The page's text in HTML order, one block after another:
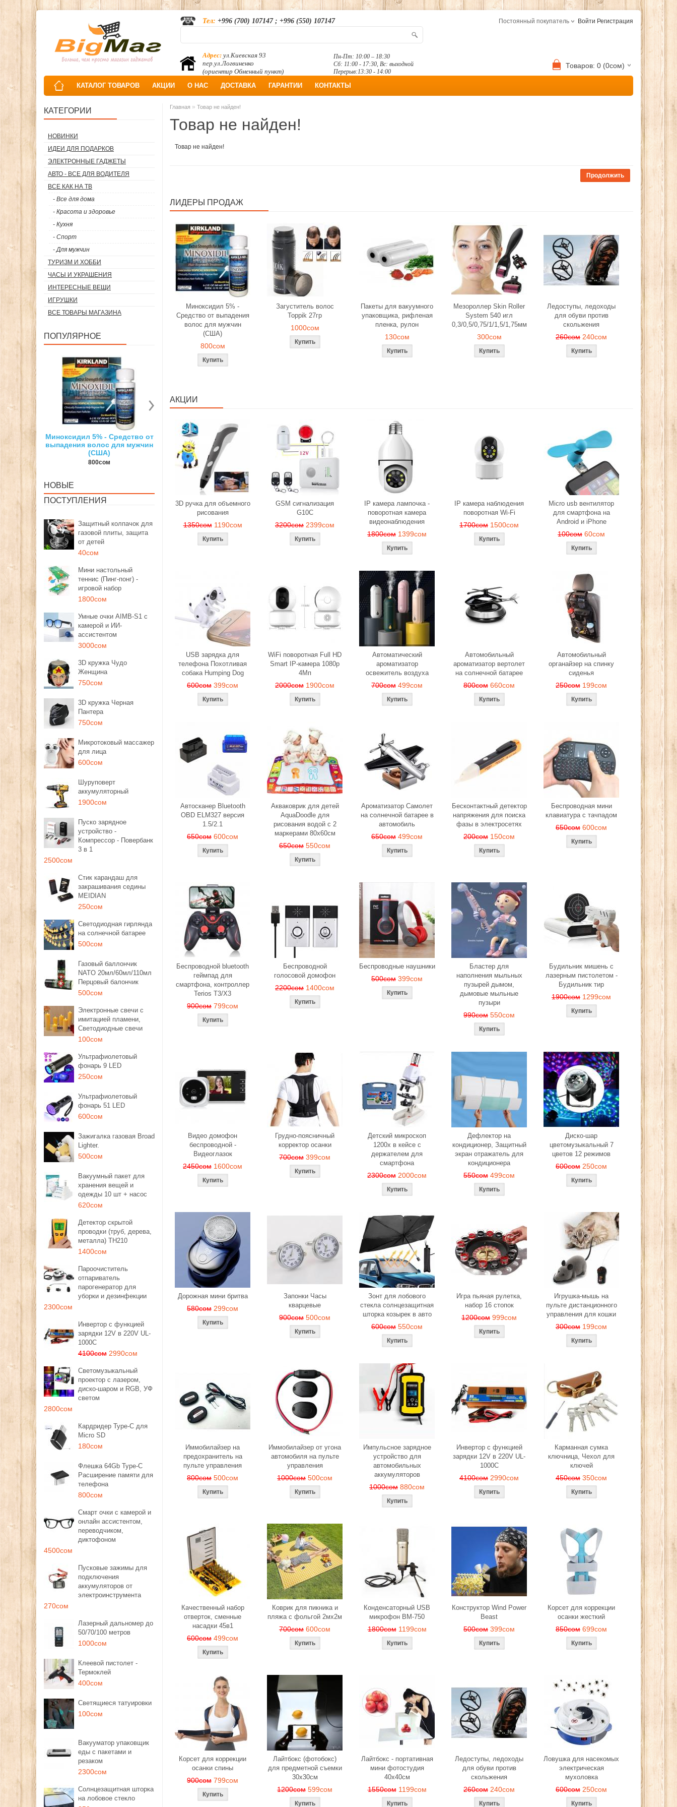
Постоянный покупатель Войти Регистрация
Адрес: ул.Киевская 93
пер.ул.Логвиненко
(ориентир Обменный пункт)
Тел: +996 (700) 107147 ; +996 (550) 107147
Пн-Пт: 10:00 – 18:30
Сб: 11:00 - 17:30, Вс: выходной
Перерыв:13:30 - 14:00
Товаров: 0 (0сом)
КАТАЛОГ ТОВАРОВ АКЦИИ О НАС ДОСТАВКА ГАРАНТИИ КОНТАКТЫ
КАТЕГОРИИ
НОВИНКИ
ИДЕИ ДЛЯ ПОДАРКОВ
ЭЛЕКТРОННЫЕ ГАДЖЕТЫ
АВТО - ВСЕ ДЛЯ ВОДИТЕЛЯ
ВСЕ КАК НА ТВ
- Все для дома
- Красота и здоровье
- Кухня
- Спорт
- Для мужчин
ТУРИЗМ И ХОББИ
ЧАСЫ И УКРАШЕНИЯ
ИНТЕРЕСНЫЕ ВЕЩИ
ИГРУШКИ
ВСЕ ТОВАРЫ МАГАЗИНА
ПОПУЛЯРНОЕ
- Средство от
для мужчин
Суперсильный неодимовый
магнит
150сом
3D ручка для объемного
рисования
1350сом
Загуститель волос Toppik
27гр
Наборы свечей, лепестков
роз для романтического
Эспандер фитнес резинка
тренажер (средняя нагрузка)
280сом
Ледоступы,
обуви против
260сом
НОВЫЕ
ПОСТУПЛЕНИЯ
Защитный колпачок для
газовой плиты, защита
от детей
40сом
Мини настольный
теннис (Пинг-понг) -
игровой набор
1800сом
Умные очки AIMB-S1 с
камерой и ИИ-
ассистентом
3000сом
3D кружка Чудо
Женщина
750сом
3D кружка Черная
Пантера
750сом
Микротоковый массажер
для лица
600сом
Шуруповерт
аккумуляторный
1900сом
Пуско зарядное
устройство -
Компрессор - Повербанк
3 в 1
2500сом
Стик карандаш для
закрашивания седины
MEIDIAN
250сом
Светодиодная гирлянда
на солнечной батарее
500сом
Газовый баллончик
NATO 20мл/60мл/110мл
Перцовый балончик
500сом
Электронные свечи с
имитацией пламени,
Светодиодные свечи
100сом
Ультрафиолетовый
фонарь 9 LED
250сом
Ультрафиолетовый
фонарь 51 LED
600сом
Зажигалка газовая Broad
Lighter.
500сом
Вакуумный пакет для
хранения вещей и
одежды 10 шт + насос
620сом
Детектор скрытой
проводки (труб, дерева,
металла) TH210
1400сом
Пароочиститель
отпариватель
парогенератор для
уборки и дезинфекции
2300сом
Инвертор с функцией
зарядки 12V в 220V UL-
1000C
4100сом 2990сом
Светомузыкальный
проектор с лазером,
диско-шаром и RGB, УФ
светом
2800сом
Кардридер Type-C для
Micro SD
180сом
Флешка 64Gb Type-C
Расширение памяти для
телефона
800сом
Смарт очки с камерой и
онлайн ассистентом,
переводчиком,
диктофоном
4500сом
Пусковые зажимы для
подключения
аккумуляторов от
электроинструмента
270сом
Лазерный дальномер до
50/70/100 метров
1000сом
Клеевой пистолет -
Термоклей
400сом
Светящиеся татуировки
100сом
Вакууматор упаковщик
еды с пакетами и
резаком
2300сом
Солнцезащитная шторка
на лобовое стекло
Главная » Товар не найден!
Товар не найден!
Товар не найден!
Продолжить
ЛИДЕРЫ ПРОДАЖ
Миноксидил 5% -
Средство от выпадения
волос для мужчин
(США)
800сом
Загуститель волос
Toppik 27гр
1000сом
Пакеты для вакуумного
упаковщика, рифленая
пленка, рулон
130сом
Мезороллер Skin Roller
System 540 игл
0,3/0,5/0,75/1/1,5/1,75мм
300сом
Ледоступы, ледоходы
для обуви против
скольжения
260сом 240сом
АКЦИИ
3D ручка для объемного
рисования
1350сом 1190сом
GSM сигнализация
G10C
3200сом 2399сом
IP камера лампочка -
поворотная камера
видеонаблюдения
1800сом 1399сом
IP камера наблюдения
поворотная Wi-Fi
1700сом 1500сом
Micro usb вентилятор
для смартфона на
Android и iPhone
100сом 60сом
USB зарядка для
телефона Похотливая
собака Humping Dog
600сом 399сом
WiFi поворотная Full HD
Smart IP-камера 1080p
4Мп
2000сом 1900сом
Автоматический
ароматизатор
освежитель воздуха
700сом 499сом
Автомобильный
ароматизатор вертолет
на солнечной батарее
800сом 660сом
Автомобильный
органайзер на спинку
сиденья
250сом 199сом
Автосканер Bluetooth
OBD ELM327 версия
1.5/2.1
650сом 600сом
Акваковрик для детей
AquaDoodle для
рисования водой с 2
маркерами 80х60см
650сом 550сом
Ароматизатор Самолет
на солнечной батарее в
автомобиль
650сом 499сом
Бесконтактный детектор
напряжения для поиска
фазы в электросетях
200сом 150сом
Беспроводная мини
клавиатура с тачпадом
650сом 600сом
Беспроводной bluetooth
геймпад для
смартфона, контроллер
Terios T3/X3
900сом 799сом
Беспроводной
голосовой домофон
2200сом 1400сом
Беспроводные наушники
500сом 399сом
Бластер для
наполнения мыльных
пузырей дымом,
дымовые мыльные
пузыри
990сом 550сом
Будильник мишень с
лазерным пистолетом -
Будильник тир
1900сом 1299сом
Видео домофон
беспроводной -
Видеоглазок
2450сом 1600сом
Грудно-поясничный
корректор осанки
700сом 399сом
Детский микроскоп
1200x в кейсе с
держателем для
смартфона
2300сом 2000сом
Дефлектор на
кондиционер, Защитный
экран отражатель для
кондиционера
550сом 499сом
Диско-шар
цветомузыкальный 7
цветов 12 режимов
600сом 250сом
Дорожная мини бритва
580сом 299сом
Запонки Часы
кварцевые
900сом 500сом
Зонт для лобового
стекла солнцезащитная
шторка козырек в авто
600сом 550сом
Игра пьяная рулетка,
набор 16 стопок
1200сом 999сом
Игрушка-мышь на
пульте дистанционного
управления для кошки
300сом 199сом
Иммобилайзер на
предохранитель на
пульте управления
800сом 500сом
Иммобилайзер от угона
автомобиля на пульте
управления
1000сом 500сом
Импульсное зарядное
устройство для
автомобильных
аккумуляторов
1000сом 880сом
Инвертор с функцией
зарядки 12V в 220V UL-
1000C
4100сом 2990сом
Карманная сумка
ключница, Чехол для
ключей
450сом 350сом
Качественный набор
отверток, сменные
насадки 45в1
600сом 499сом
Коврик для пикника и
пляжа с фольгой 2мх2м
700сом 600сом
Конденсаторный USB
микрофон BM-750
1800сом 1199сом
Конструктор Wind Power
Beast
500сом 399сом
Корсет для коррекции
осанки жесткий
850сом 699сом
Корсет для коррекции
осанки спины
900сом 799сом
Лайтбокс (фотобокс)
для предметной съемки
30x30см
1200сом 599сом
Лайтбокс - портативная
мини фотостудия
40x40см
1550сом 1199сом
Ледоступы, ледоходы
для обуви против
скольжения
260сом 240сом
Ловушка для насекомых
электрическая
мухоловка
600сом 250сом